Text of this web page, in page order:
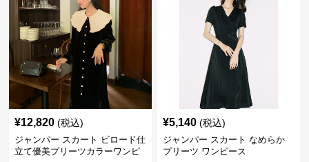
¥12,820 (税込)
ジャンパー スカート ビロード仕
立て優美プリーツカラーワンピ
¥5,140 (税込)
ジャンパー スカート なめらか
プリーツ ワンピース